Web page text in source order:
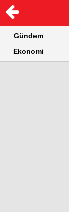
Gündem
Ekonomi